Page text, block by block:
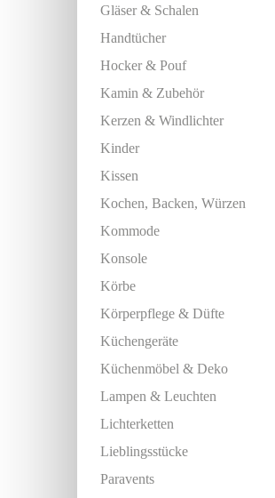
Gläser & Schalen
Handtücher
Hocker & Pouf
Kamin & Zubehör
Kerzen & Windlichter
Kinder
Kissen
Kochen, Backen, Würzen
Kommode
Konsole
Körbe
Körperpflege & Düfte
Küchengeräte
Küchenmöbel & Deko
Lampen & Leuchten
Lichterketten
Lieblingsstücke
Paravents